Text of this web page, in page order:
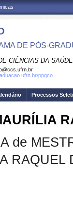
DE PÓS-
CIÊNCIAS DA SAÚDE
ppgco
Processos
de
RAQUEL